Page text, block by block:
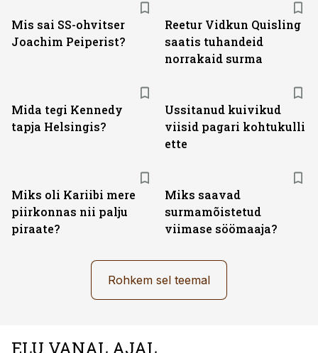
Mis sai SS-ohvitser
Joachim Peiperist?
Reetur Vidkun Quisling
saatis tuhandeid
norrakaid surma
Mida tegi Kennedy
tapja Helsingis?
Ussitanud kuivikud
viisid pagari kohtukulli
ette
Miks oli Kariibi mere
piirkonnas nii palju
piraate?
Miks saavad
surmamõistetud
viimase söömaaja?
Rohkem sel teemal
ELU VANAL AJAL